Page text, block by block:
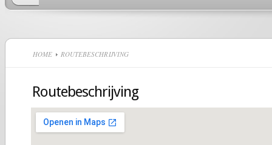
HOME ROUTEBESCHRIJVING
Routebeschrijving